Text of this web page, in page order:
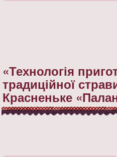
«Технологія
традиційної
Красненьке